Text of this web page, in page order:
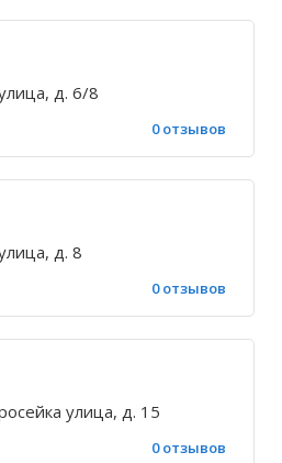
д. 6/8
0 отзывов
д. 8
0 отзывов
улица, д. 15
0 отзывов